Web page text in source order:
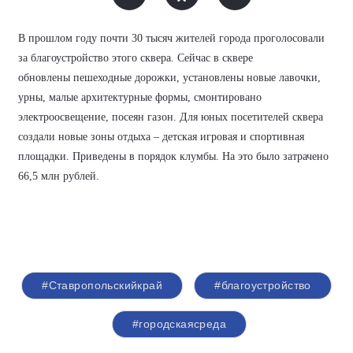
В прошлом году почти 30 тысяч жителей города проголосовали
за благоустройство этого сквера. Сейчас в сквере
обновлены пешеходные дорожки, установлены новые лавочки,
урны, малые архитектурные формы, смонтировано
электроосвещение, посеян газон. Для юных посетителей сквера
создали новые зоны отдыха – детская игровая и спортивная
площадки. Приведены в порядок клумбы. На это было затрачено
66,5 млн рублей.
#Ставропольскийкрай #благоустройство
#городскаясреда